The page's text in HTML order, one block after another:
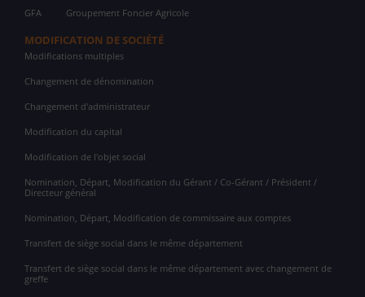
GFA Groupement Foncier Agricole
MODIFICATION DE SOCIÉTÉ
Modifications multiples
Changement de dénomination
Changement d'administrateur
Modification du capital
Modification de l'objet social
Nomination, Départ, Modification du Gérant / Co-Gérant / Président /
Directeur général
Nomination, Départ, Modification de commissaire aux comptes
Transfert de siège social dans le même département
Transfert de siège social dans le même département avec changement de
greffe